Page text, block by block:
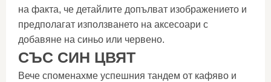
на факта, че детайлите допълват изображението и
предполагат използването на аксесоари с
добавяне на синьо или червено.
СЪС СИН ЦВЯТ
Вече споменахме успешния тандем от кафяво и